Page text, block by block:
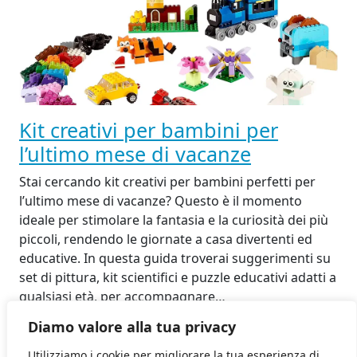
Diamo valore alla tua privacy
Kit creativi per bambini per
l’ultimo mese di vacanze
Stai cercando kit creativi per bambini perfetti per
l’ultimo mese di vacanze? Questo è il momento
ideale per stimolare la fantasia e la curiosità dei più
piccoli, rendendo le giornate a casa divertenti ed
educative. In questa guida troverai suggerimenti su
set di pittura, kit scientifici e puzzle educativi adatti a
qualsiasi età, per accompagnare…